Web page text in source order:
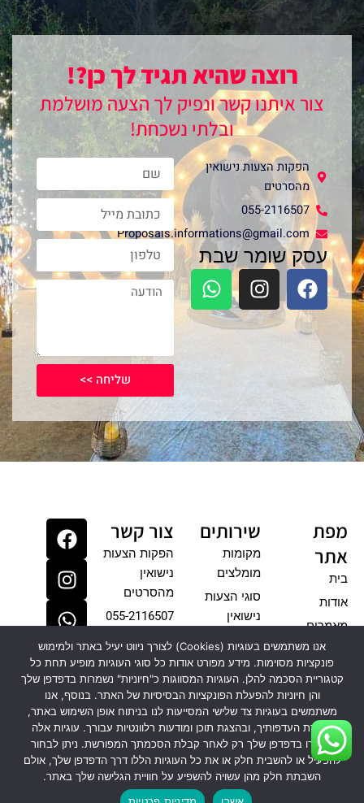
רוצה שהיא תגיד לך כן?!
צור איתנו קשר ונפיק לך הצעה מושלמת
ובלתי נשכחת!
הפקות הצעות נישואין
מהסרטים
055-2116507
Proposals.informations@gmail.com
עסק שומר שבת
F
a
c
e
o
k
I
n
s
r
a
m
W
h
a
p
Name
Email
phone
Message
שליחה >>
מפת
אתר
בית
אודות
מאמרים
גלריה
צרו קשר
הצהרת
נגישות
מדיניות
פרטיות
שירותים
מקומות
מומלצים
סוגי הצעות
נישואין
צור קשר
הפקות הצעות
נישואין
מהסרטים
055-2116507
F
a
c
e
b
o
o
k
I
n
s
t
a
g
r
a
m
W
h
a
t
s
a
p
p
אנו משתמשים בעוגיות (Cookies) לצורך ניווט יעיל באתר ולמימוש
פונקציות מסוימות. מידע מפורט אודות כל סוגי העוגיות מופיע תחת כל
קטגוריית הסכמה להלן. העוגיות המסווגות כ"חיוניות" נשמרות בדפדפן שלך
והן חיוניות להפעלת הפונקציות הבסיסיות של האתר. בנוסף, אנו
משתמשים בעוגיות צד שלישי המסייעות לנו בניתוח אופן השימוש באתר,
שמירת העדפותיך, ובהצגת תוכן ומודעות רלוונטיות עבורך. עוגיות אלה
יישמרו בדפדפן שלך רק לאחר קבלת הסכמתך המפורשת. ניתן לבחור
להפעיל או להשבית חלק או את כל העוגיות הללו דרך הדפדפן שלך, אולם
השבתת חלק מהן עשויה להשפיע על חוויית הגלישה שלך באתר.